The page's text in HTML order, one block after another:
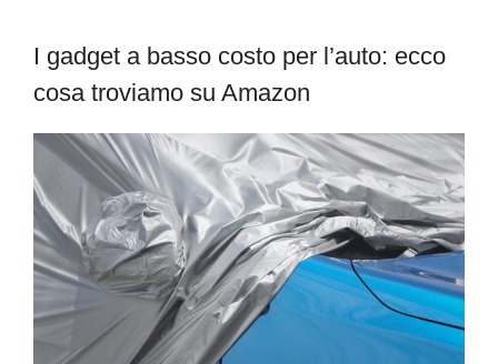
I gadget a basso costo per l’auto: ecco
cosa troviamo su Amazon